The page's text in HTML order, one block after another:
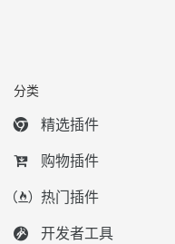
分类
精选插件
购物插件
热门插件
开发者工具